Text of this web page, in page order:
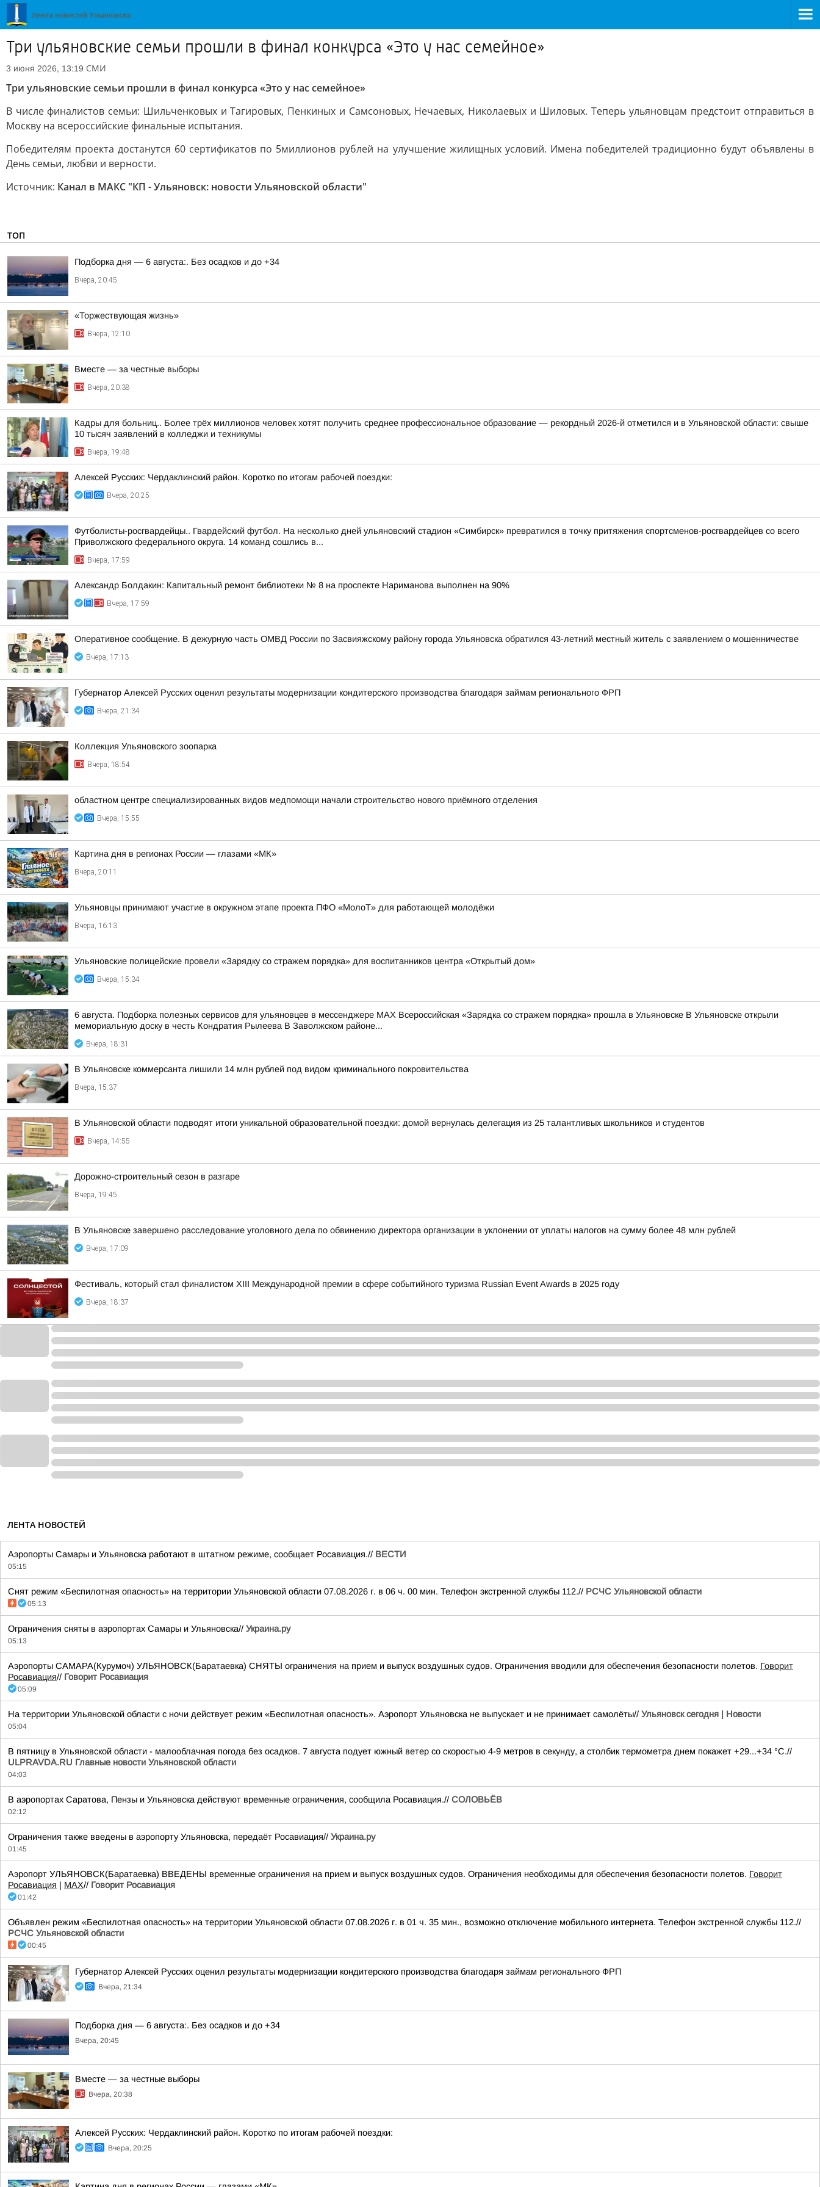
Три ульяновские семьи прошли в финал конкурса «Это у нас семейное»
3 июня 2026, 13:19 СМИ
Три ульяновские семьи прошли в финал конкурса «Это у нас семейное»
В числе финалистов семьи: Шильченковых и Тагировых, Пенкиных и Самсоновых, Нечаевых, Николаевых и Шиловых. Теперь ульяновцам предстоит отправиться в
Москву на всероссийские финальные испытания.
Победителям проекта достанутся 60 сертификатов по 5миллионов рублей на улучшение жилищных условий. Имена победителей традиционно будут объявлены в
День семьи, любви и верности.
Источник: Канал в МАКС "КП - Ульяновск: новости Ульяновской области"
ТОП
Подборка дня — 6 августа:. Без осадков и до +34
Вчера, 20:45
«Торжествующая жизнь»
Вчера, 12:10
Вместе — за честные выборы
Вчера, 20:38
Кадры для больниц.. Более трёх миллионов человек хотят получить среднее профессиональное образование — рекордный 2026-й отметился и в Ульяновской области: свыше
10 тысяч заявлений в колледжи и техникумы
Вчера, 19:48
Алексей Русских: Чердаклинский район. Коротко по итогам рабочей поездки:
Вчера, 20:25
Футболисты-росгвардейцы.. Гвардейский футбол. На несколько дней ульяновский стадион «Симбирск» превратился в точку притяжения спортсменов-росгвардейцев со всего
Приволжского федерального округа. 14 команд сошлись в...
Вчера, 17:59
Александр Болдакин: Капитальный ремонт библиотеки № 8 на проспекте Нариманова выполнен на 90%
Вчера, 17:59
Оперативное сообщение. В дежурную часть ОМВД России по Засвияжскому району города Ульяновска обратился 43-летний местный житель с заявлением о мошенничестве
Вчера, 17:13
Губернатор Алексей Русских оценил результаты модернизации кондитерского производства благодаря займам регионального ФРП
Вчера, 21:34
Коллекция Ульяновского зоопарка
Вчера, 18:54
областном центре специализированных видов медпомощи начали строительство нового приёмного отделения
Вчера, 15:55
Картина дня в регионах России — глазами «МК»
Вчера, 20:11
Ульяновцы принимают участие в окружном этапе проекта ПФО «МолоТ» для работающей молодёжи
Вчера, 16:13
Ульяновские полицейские провели «Зарядку со стражем порядка» для воспитанников центра «Открытый дом»
Вчера, 15:34
6 августа. Подборка полезных сервисов для ульяновцев в мессенджере MAX Всероссийская «Зарядка со стражем порядка» прошла в Ульяновске В Ульяновске открыли
мемориальную доску в честь Кондратия Рылеева В Заволжском районе...
Вчера, 18:31
В Ульяновске коммерсанта лишили 14 млн рублей под видом криминального покровительства
Вчера, 15:37
В Ульяновской области подводят итоги уникальной образовательной поездки: домой вернулась делегация из 25 талантливых школьников и студентов
Вчера, 14:55
Дорожно-строительный сезон в разгаре
Вчера, 19:45
В Ульяновске завершено расследование уголовного дела по обвинению директора организации в уклонении от уплаты налогов на сумму более 48 млн рублей
Вчера, 17:09
Фестиваль, который стал финалистом ХIII Международной премии в сфере событийного туризма Russian Event Awards в 2025 году
Вчера, 18:37
ЛЕНТА НОВОСТЕЙ
Аэропорты Самары и Ульяновска работают в штатном режиме, сообщает Росавиация.// ВЕСТИ
05:15
Снят режим «Беспилотная опасность» на территории Ульяновской области 07.08.2026 г. в 06 ч. 00 мин. Телефон экстренной службы 112.// РСЧС Ульяновской области
05:13
Ограничения сняты в аэропортах Самары и Ульяновска// Украина.ру
05:13
Аэропорты САМАРА(Курумоч) УЛЬЯНОВСК(Баратаевка) СНЯТЫ ограничения на прием и выпуск воздушных судов. Ограничения вводили для обеспечения безопасности полетов. Говорит
Росавиация// Говорит Росавиация
05:09
На территории Ульяновской области с ночи действует режим «Беспилотная опасность». Аэропорт Ульяновска не выпускает и не принимает самолёты// Ульяновск сегодня | Новости
05:04
В пятницу в Ульяновской области - малооблачная погода без осадков. 7 августа подует южный ветер со скоростью 4-9 метров в секунду, а столбик термометра днем покажет +29...+34 °C.//
ULPRAVDA.RU Главные новости Ульяновской области
04:03
В аэропортах Саратова, Пензы и Ульяновска действуют временные ограничения, сообщила Росавиация.// СОЛОВЬЁВ
02:12
Ограничения также введены в аэропорту Ульяновска, передаёт Росавиация// Украина.ру
01:45
Аэропорт УЛЬЯНОВСК(Баратаевка) ВВЕДЕНЫ временные ограничения на прием и выпуск воздушных судов. Ограничения необходимы для обеспечения безопасности полетов. Говорит
Росавиация | MАХ// Говорит Росавиация
01:42
Объявлен режим «Беспилотная опасность» на территории Ульяновской области 07.08.2026 г. в 01 ч. 35 мин., возможно отключение мобильного интернета. Телефон экстренной службы 112.//
РСЧС Ульяновской области
00:45
Губернатор Алексей Русских оценил результаты модернизации кондитерского производства благодаря займам регионального ФРП
Вчера, 21:34
Подборка дня — 6 августа:. Без осадков и до +34
Вчера, 20:45
Вместе — за честные выборы
Вчера, 20:38
Алексей Русских: Чердаклинский район. Коротко по итогам рабочей поездки:
Вчера, 20:25